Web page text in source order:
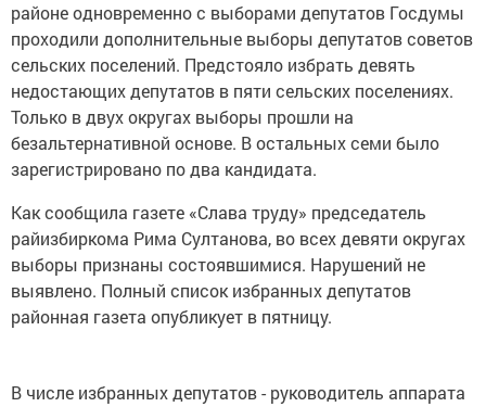
районе одновременно с выборами депутатов Госдумы
проходили дополнительные выборы депутатов советов
сельских поселений. Предстояло избрать девять
недостающих депутатов в пяти сельских поселениях.
Только в двух округах выборы прошли на
безальтернативной основе. В остальных семи было
зарегистрировано по два кандидата.
Как сообщила газете «Слава труду» председатель
райизбиркома Рима Султанова, во всех девяти округах
выборы признаны состоявшимися. Нарушений не
выявлено. Полный список избранных депутатов
районная газета опубликует в пятницу.
В числе избранных депутатов - руководитель аппарата